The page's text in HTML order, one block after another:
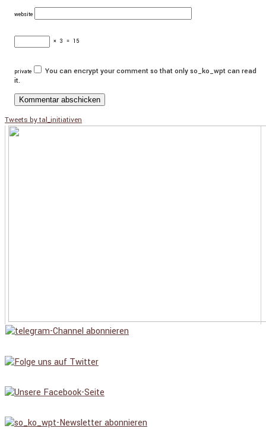
website
× 3 = 15
private
You can encrypt your comment so that only so_ko_wpt can read
it.
Tweets by tal_initiativen